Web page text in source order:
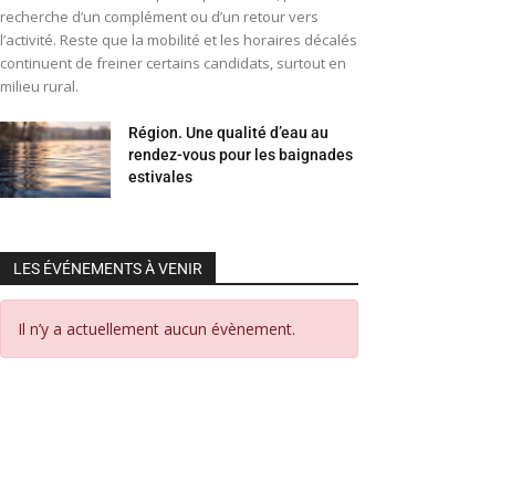
recherche d’un complément ou d’un retour vers
l’activité. Reste que la mobilité et les horaires décalés
continuent de freiner certains candidats, surtout en
milieu rural.
Région. Une qualité d’eau au
rendez-vous pour les baignades
estivales
LES ÉVÉNEMENTS À VENIR
Il n’y a actuellement aucun évènement.